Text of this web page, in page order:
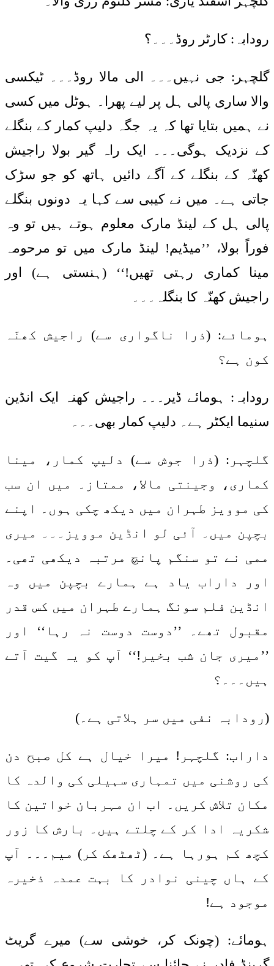
رودابہ: کارٹر روڈ۔۔۔؟
گلچہر: جی نہیں۔۔۔ الی مالا روڈ۔۔۔ ٹیکسی
والا ساری پالی ہل پر لیے پھرا۔ ہوٹل میں کسی
نے ہمیں بتایا تھا کہ یہ جگہ دلیپ کمار کے بنگلے
کے نزدیک ہوگی۔۔۔ ایک راہ گیر بولا راجیش
کھنّہ کے بنگلے کے آگے دائیں ہاتھ کو جو سڑک
جاتی ہے۔ میں نے کیبی سے کہا یہ دونوں بنگلے
پالی ہل کے لینڈ مارک معلوم ہوتے ہیں تو وہ
فوراً بولا، ’’میڈیم! لینڈ مارک میں تو مرحومہ
مینا کماری رہتی تھیں!‘‘ (ہنستی ہے) اور
راجیش کھنّہ کا بنگلہ۔۔۔
ہومائے: (ذرا ناگواری سے) راجیش کھنّہ
کون ہے؟
رودابہ: ہومائے ڈیر۔۔۔ راجیش کھنہ ایک انڈین
سنیما ایکٹر ہے۔ دلیپ کمار بھی۔۔۔
گلچہر: (ذرا جوش سے) دلیپ کمار، مینا
کماری، وجینتی مالا، ممتاز۔ میں ان سب
کی موویز طہران میں دیکھ چکی ہوں۔ اپنے
بچپن میں۔ آئی لو انڈین موویز۔۔۔ میری
ممی نے تو سنگم پانچ مرتبہ دیکھی تھی۔
اور داراب یاد ہے ہمارے بچپن میں وہ
انڈین فلم سونگ ہمارے طہران میں کس قدر
مقبول تھے۔ ’’دوست دوست نہ رہا‘‘ اور
’’میری جان شب بخیر!‘‘ آپ کو یہ گیت آتے
ہیں۔۔۔؟
(رودابہ نفی میں سر ہلاتی ہے۔)
داراب: گلچہر! میرا خیال ہے کل صبح دن
کی روشنی میں تمہاری سہیلی کی والدہ کا
مکان تلاش کریں۔ اب ان مہربان خواتین کا
شکریہ ادا کر کے چلتے ہیں۔ بارش کا زور
کچھ کم ہورہا ہے۔ (ٹھٹھک کر) میم۔۔۔ آپ
کے ہاں چینی نوادر کا بہت عمدہ ذخیرہ
موجود ہے!
ہومائے: (چونک کر، خوشی سے) میرے گریٹ